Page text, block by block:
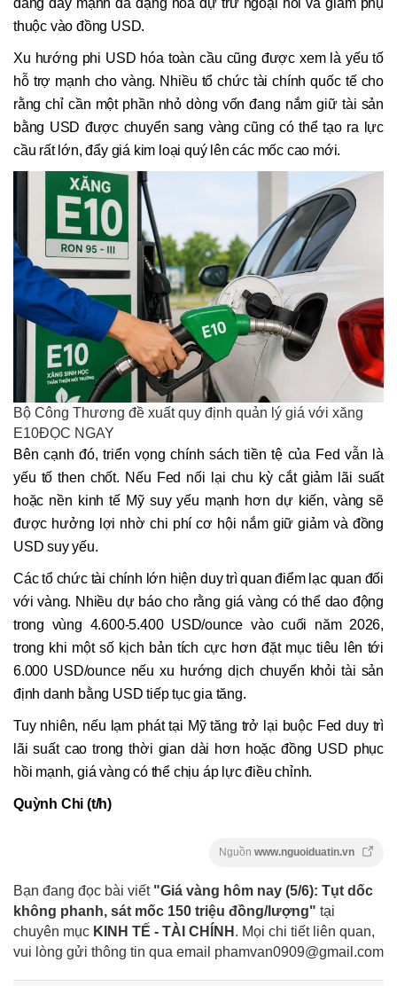
đang đẩy mạnh đa dạng hóa dự trữ ngoại hối và giảm phụ
thuộc vào đồng USD.
Xu hướng phi USD hóa toàn cầu cũng được xem là yếu tố
hỗ trợ mạnh cho vàng. Nhiều tổ chức tài chính quốc tế cho
rằng chỉ cần một phần nhỏ dòng vốn đang nắm giữ tài sản
bằng USD được chuyển sang vàng cũng có thể tạo ra lực
cầu rất lớn, đẩy giá kim loại quý lên các mốc cao mới.
Bộ Công Thương đề xuất quy định quản lý giá với xăng
E10ĐỌC NGAY
Bên cạnh đó, triển vọng chính sách tiền tệ của Fed vẫn là
yếu tố then chốt. Nếu Fed nối lại chu kỳ cắt giảm lãi suất
hoặc nền kinh tế Mỹ suy yếu mạnh hơn dự kiến, vàng sẽ
được hưởng lợi nhờ chi phí cơ hội nắm giữ giảm và đồng
USD suy yếu.
Các tổ chức tài chính lớn hiện duy trì quan điểm lạc quan đối
với vàng. Nhiều dự báo cho rằng giá vàng có thể dao động
trong vùng 4.600-5.400 USD/ounce vào cuối năm 2026,
trong khi một số kịch bản tích cực hơn đặt mục tiêu lên tới
6.000 USD/ounce nếu xu hướng dịch chuyển khỏi tài sản
định danh bằng USD tiếp tục gia tăng.
Tuy nhiên, nếu lạm phát tại Mỹ tăng trở lại buộc Fed duy trì
lãi suất cao trong thời gian dài hơn hoặc đồng USD phục
hồi mạnh, giá vàng có thể chịu áp lực điều chỉnh.
Quỳnh Chi (t/h)
Nguồn www.nguoiduatin.vn
Bạn đang đọc bài viết "Giá vàng hôm nay (5/6): Tụt dốc
không phanh, sát mốc 150 triệu đồng/lượng" tại
chuyên mục KINH TẾ - TÀI CHÍNH . Mọi chi tiết liên quan,
vui lòng gửi thông tin qua email phamvan0909@gmail.com